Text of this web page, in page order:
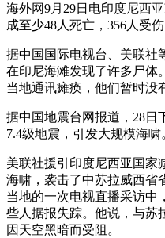
海外网9月29日电印度尼西
成至少48人死亡，356人受
据中国国际电视台、美联社
在印尼海滩发现了许多尸体
当地通讯瘫痪，他们暂时没
据中国地震台网报道，28日
7.4级地震，引发大规模海啸
美联社援引印度尼西亚国家
海啸，袭击了中苏拉威西省
当地的一次电视直播采访中
些人据报失踪。他说，与苏
因天空黑暗而受阻。